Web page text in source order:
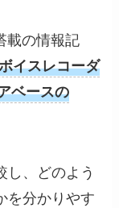
載の情報記
イスレコーダ
ベースの
し、どのよう
を分かりやす